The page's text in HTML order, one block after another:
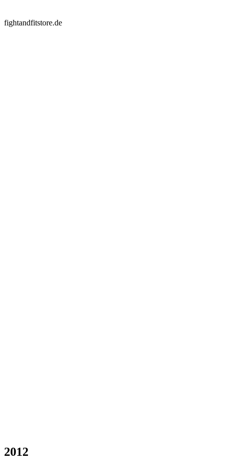
fightandfitstore.de
2012